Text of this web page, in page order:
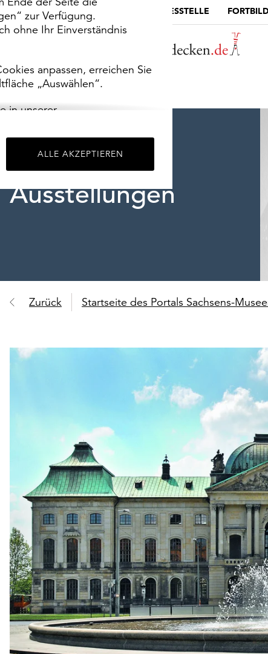
zur Verfügung.
ohne Ihr Einverständnis
anpassen, erreichen Sie
„Auswählen“.
in unserer
ALLE AKZEPTIEREN
MUSEUMSPORTAL DIE LANDESSTELLE
Ausstellungen
Zurück Startseite des Portals Sachsens-